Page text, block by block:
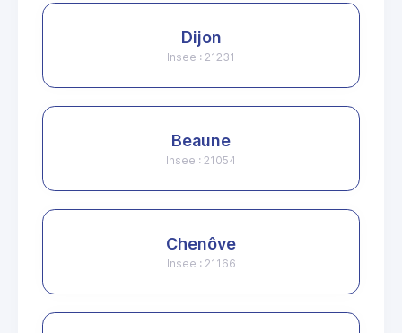
Dijon
Insee : 21231
Beaune
Insee : 21054
Chenôve
Insee : 21166